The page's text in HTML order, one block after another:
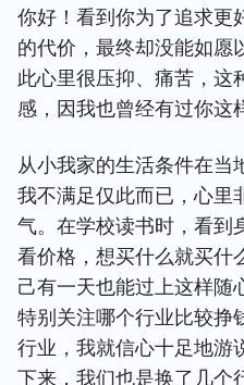
你好！看到你为了追求更
的代价，最终却没能如愿
此心里很压抑、痛苦，这
感，因我也曾经有过你这
从小我家的生活条件在当
我不满足仅此而已，心里
气。在学校读书时，看到
看价格，想买什么就买什
己有一天也能过上这样随
特别关注哪个行业比较挣
行业，我就信心十足地游
下来，我们也是换了几个